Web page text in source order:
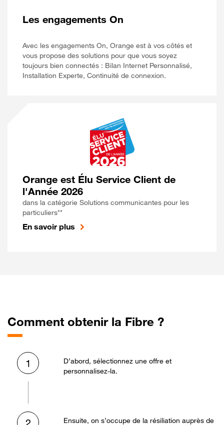
Les engagements On
Avec les engagements On, Orange est à vos côtés et
vous propose des solutions pour que vous soyez
toujours bien connectés : Bilan Internet Personnalisé,
Installation Experte, Continuité de connexion.
Orange est Élu Service Client de
l'Année 2026
dans la catégorie Solutions communicantes pour les
particuliers**
En savoir plus
Comment obtenir la Fibre ?
1
D’abord, sélectionnez une offre et
personnalisez-la.
Ensuite, on s’occupe de la résiliation auprès de